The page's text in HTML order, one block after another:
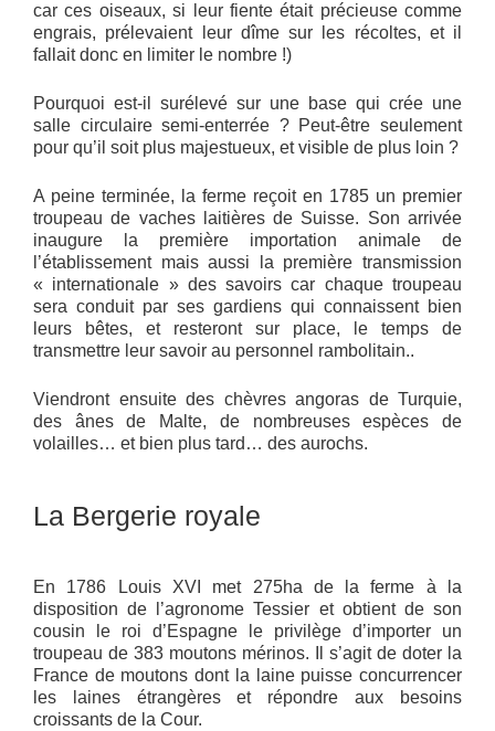
car ces oiseaux, si leur fiente était précieuse comme
engrais, prélevaient leur dîme sur les récoltes, et il
fallait donc en limiter le nombre !)
Pourquoi est-il surélevé sur une base qui crée une
salle circulaire semi-enterrée ? Peut-être seulement
pour qu’il soit plus majestueux, et visible de plus loin ?
A peine terminée, la ferme reçoit en 1785 un premier
troupeau de vaches laitières de Suisse. Son arrivée
inaugure la première importation animale de
l’établissement mais aussi la première transmission
« internationale » des savoirs car chaque troupeau
sera conduit par ses gardiens qui connaissent bien
leurs bêtes, et resteront sur place, le temps de
transmettre leur savoir au personnel rambolitain..
Viendront ensuite des chèvres angoras de Turquie,
des ânes de Malte, de nombreuses espèces de
volailles… et bien plus tard… des aurochs.
La Bergerie royale
En 1786 Louis XVI met 275ha de la ferme à la
disposition de l’agronome Tessier et obtient de son
cousin le roi d’Espagne le privilège d’importer un
troupeau de 383 moutons mérinos. Il s’agit de doter la
France de moutons dont la laine puisse concurrencer
les laines étrangères et répondre aux besoins
croissants de la Cour.